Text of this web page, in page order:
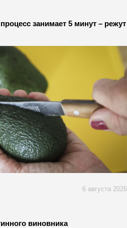
занимает 5 минут – режут
6 августа 2026
виновника